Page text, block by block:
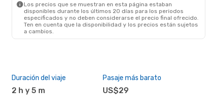
Los precios que se muestran en esta página estaban
disponibles durante los últimos 20 días para los periodos
especificados y no deben considerarse el precio final ofrecido.
Ten en cuenta que la disponibilidad y los precios están sujetos
a cambios.
Duración del viaje
2 h y 5 m
Pasaje más barato
US$29